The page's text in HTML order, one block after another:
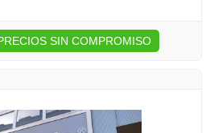
SIN COMPROMISO